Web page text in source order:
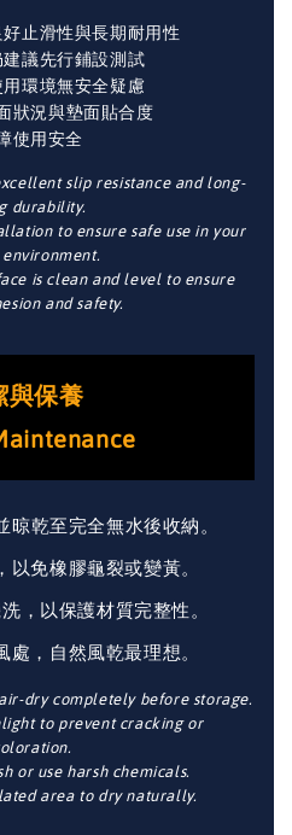
止滑性與長期耐用性
議先行鋪設測試
用環境無安全疑慮
狀況與墊面貼合度
使用安全
slip resistance and long-
durability.
to ensure safe use in your
is clean and level to ensure
and safety.
與保養
晾乾至完全無水後收納。
以免橡膠龜裂或變黃。
，以保護材質完整性。
處，自然風乾最理想。
dry completely before storage.
to prevent cracking or
or use harsh chemicals.
area to dry naturally.